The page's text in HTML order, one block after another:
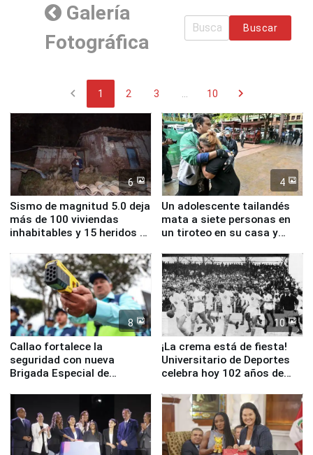
Galería
Fotográfica
Buscar
chevron_left 1 2 3 10 chevron_right
6
Sismo de magnitud 5.0 deja
más de 100 viviendas
inhabitables y 15 heridos en
4
Un adolescente tailandés
mata a siete personas en
un tiroteo en su casa y
8
Callao fortalece la
seguridad con nueva
Brigada Especial de
equipamiento para
Serenazgo
10
¡La crema está de fiesta!
Universitario de Deportes
celebra hoy 102 años de